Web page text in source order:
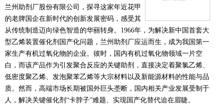
兰州助剂厂股份有限公司，探寻这家年近花甲
的老牌国企在新时代的创新发展密码，感受其
从传统制造迈向绿色智造的华丽转身。1966年，为解决新中国首套大
型乙烯装置催化剂国产化问题，兰州助剂厂应运而生，成为我国第一
家生产有机过氧化物的企业。彼时，国内有机过氧化物领域一片空
白，而该产品作为引发聚合反应的关键助剂，直接决定着聚氯乙烯、
低密度聚乙烯、发泡聚苯乙烯等大宗材料以及新能源材料的性能与品
质。然而，高端市场长期被国外巨头垄断，国内相关产业发展受制于
人，解决关键催化剂“卡脖子”难题、实现国产化替代迫在眉睫。